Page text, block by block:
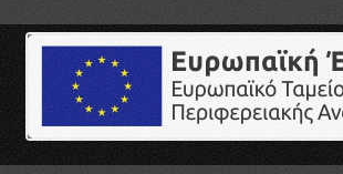
Copyright © 2026touriki.gr